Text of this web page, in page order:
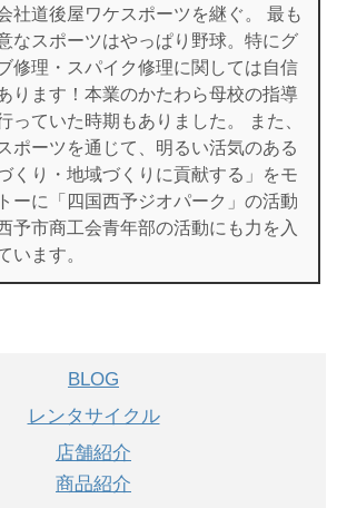
社道後屋ワケスポーツを継ぐ。 最も
なスポーツはやっぱり野球。特にグ
修理・スパイク修理に関しては自信
ります！本業のかたわら母校の指導
っていた時期もありました。 また、
スポーツを通じて、明るい活気のある
くり・地域づくりに貢献する」をモ
ーに「四国西予ジオパーク」の活動
予市商工会青年部の活動にも力を入
います。
BLOG
レンタサイクル
店舗紹介
商品紹介